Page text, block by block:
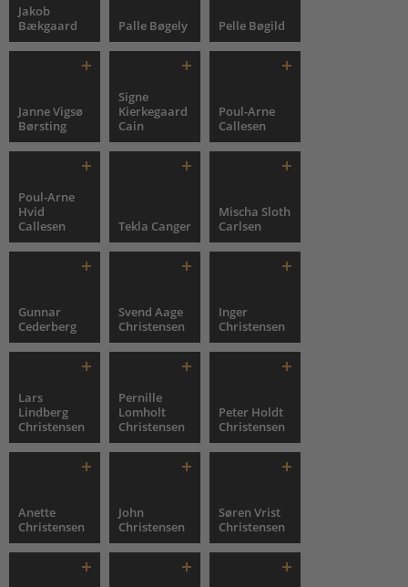
Jakob
Bækgaard
Palle Bøgely Pelle Bøgild
Janne Vigsø
Børsting
Signe
Kierkegaard
Cain
Poul-Arne
Callesen
Poul-Arne
Hvid
Callesen
Tekla Canger
Mischa Sloth
Carlsen
Gunnar
Cederberg
Svend Aage
Christensen
Inger
Christensen
Lars
Lindberg
Christensen
Pernille
Lomholt
Christensen
Peter Holdt
Christensen
Anette
Christensen
John
Christensen
Søren Vrist
Christensen